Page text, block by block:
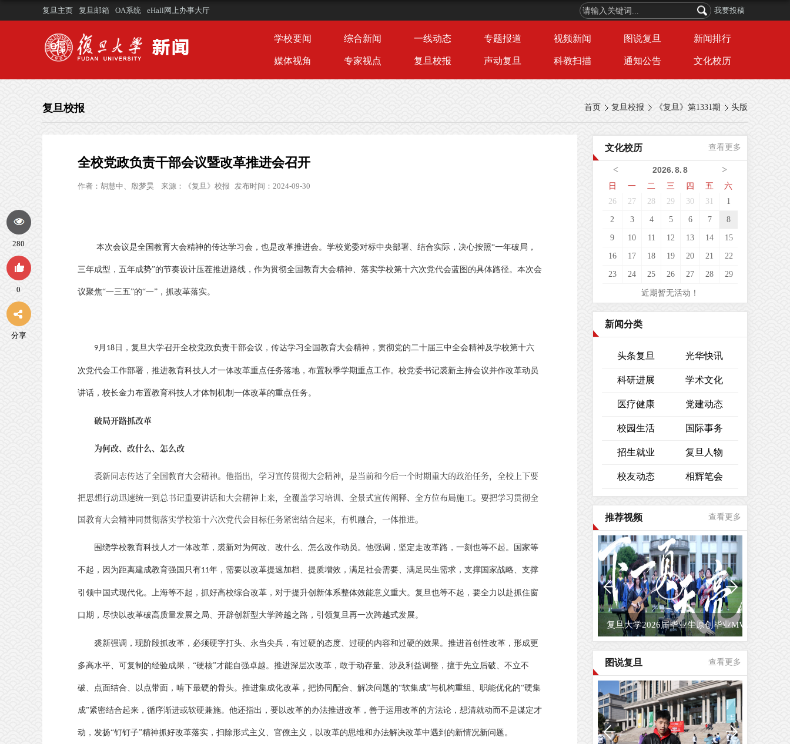
复旦主页 复旦邮箱 OA系统 eHall网上办事大厅 我要投稿
学校要闻 综合新闻 一线动态 专题报道 视频新闻 图说复旦 新闻排行
媒体视角 专家视点 复旦校报 声动复旦 科教扫描 通知公告 文化校历
首页 复旦校报 《复旦》第1331期 头版
复旦校报
全校党政负责干部会议暨改革推进会召开
作者： 胡慧中、殷梦昊 来源： 《复旦》校报 发布时间：2024-09-30
本次会议是全国教育大会精神的传达学习会，也是改革推进会。学校党委对标中央部署、结合实际，决心按照“一年破局，
三年成型，五年成势”的节奏设计压茬推进路线，作为贯彻全国教育大会精神、落实学校第十六次党代会蓝图的具体路径。本次会
议聚焦“一三五”的“一”，抓改革落实。
9月 18 日，复旦大学召开全校党政负责干部会议，传达学习全国教育大会精神，贯彻党的二十届三中全会精神及学校第十六
次党代会工作部署，推进教育科技人才一体改革重点任务落地，布置秋季学期重点工作。校党委书记裘新主持会议并作改革动员
讲话，校长金力布置教育科技人才体制机制一体改革的重点任务。
破局开路抓改革
为何改、改什么、怎么改
裘新同志传达了全国教育大会精神。他指出，学习宣传贯彻大会精神，是当前和今后一个时期重大的政治任务，全校上下要
把思想行动迅速统一到总书记重要讲话和大会精神上来，全覆盖学习培训、全景式宣传阐释、全方位布局施工。要把学习贯彻全
国教育大会精神同贯彻落实学校第十六次党代会目标任务紧密结合起来，有机融合，一体推进。
围绕学校教育科技人才一体改革，裘新对为何改、改什么、怎么改作动员。他强调，坚定走改革路，一刻也等不起。国家等
不起，因为距离建成教育强国只有11年，需要以改革提速加档、提质增效，满足社会需要、满足民生需求，支撑国家战略、支撑
引领中国式现代化。上海等不起，抓好高校综合改革，对于提升创新体系整体效能意义重大。复旦也等不起，要全力以赴抓住窗
口期，尽快以改革破高质量发展之局、开辟创新型大学跨越之路，引领复旦再一次跨越式发展。
裘新强调，现阶段抓改革，必须硬字打头、永当尖兵，有过硬的态度、过硬的内容和过硬的效果。推进首创性改革，形成更
多高水平、可复制的经验成果， “硬核”才能自强卓越。推进深层次改革，敢于动存量、涉及利益调整，擅于先立后破、不立不
破、点面结合、以点带面，啃下最硬的骨头。推进集成化改革，把协同配合、解决问题的“软集成”与机构重组、职能优化的“硬集
成”紧密结合起来，循序渐进或软硬兼施。他还指出，要以改革的办法推进改革，善于运用改革的方法论，想清就动而不是谋定才
动，发扬“钉钉子”精神抓好改革落实，扫除形式主义、官僚主义，以改革的思维和办法解决改革中遇到的新情况新问题。
280
0
分享
文化校历 查看更多
< >
2026.8.8
日
一 二 三 四 五 六
26 27 28 29 30 31 1
2 3 4 5 6 7 8
9 10 11 12 13 14 15
16 17 18 19 20 21 22
23 24 25 26 27 28 29
近期暂无活动！
新闻分类
头条复旦 光华快讯
科研进展 学术文化
医疗健康 党建动态
校园生活 国际事务
招生就业 复旦人物
校友动态 相辉笔会
推荐视频 查看更多
复旦大学2026届毕业生原创毕业MV...
图说复旦 查看更多